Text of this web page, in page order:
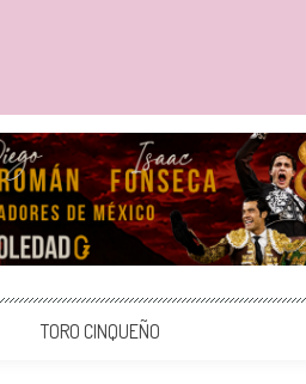
TORO CINQUEÑO